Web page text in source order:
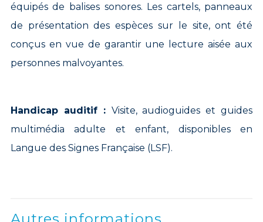
équipés de balises sonores. Les cartels, panneaux
de présentation des espèces sur le site, ont été
conçus en vue de garantir une lecture aisée aux
personnes malvoyantes.
Handicap auditif : Visite, audioguides et guides
multimédia adulte et enfant, disponibles en
Langue des Signes Française (LSF).
Autres informations